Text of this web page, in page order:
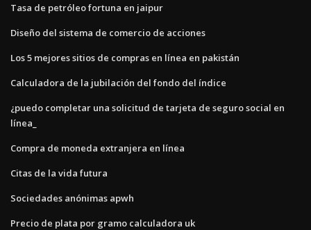
Tasa de petróleo fortuna en jaipur
Diseño del sistema de comercio de acciones
Los 5 mejores sitios de compras en línea en pakistán
Calculadora de la jubilación del fondo del índice
¿puedo completar una solicitud de tarjeta de seguro social en
línea_
Compra de moneda extranjera en línea
Citas de la vida futura
Sociedades anónimas apwh
Precio de plata por gramo calculadora uk